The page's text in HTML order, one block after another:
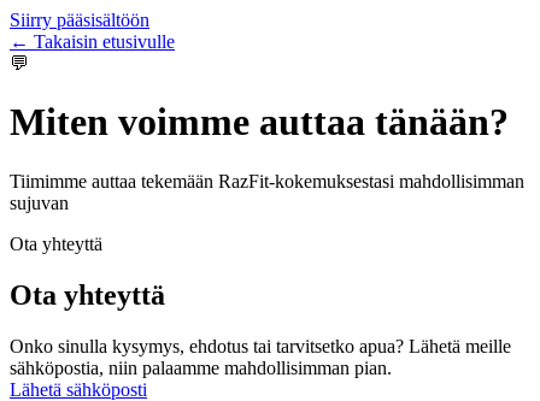
Siirry pääsisältöön
← Takaisin etusivulle
💬
Miten voimme auttaa tänään?
Tiimimme auttaa tekemään RazFit-kokemuksestasi mahdollisimman
sujuvan
Ota yhteyttä
Ota yhteyttä
Onko sinulla kysymys, ehdotus tai tarvitsetko apua? Lähetä meille
sähköpostia, niin palaamme mahdollisimman pian.
Lähetä sähköposti